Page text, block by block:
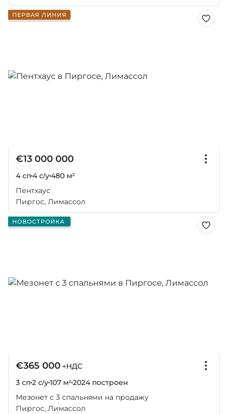
ПЕРВАЯ ЛИНИЯ
€13 000 000
4 сп4 с/у480 м²
Пентхаус
Пиргос, Лимассол
НОВОСТРОЙКА
€365 000+НДС
3 сп2 с/у107 м²2024построен
Мезонет с 3 спальнями на продажу
Пиргос, Лимассол